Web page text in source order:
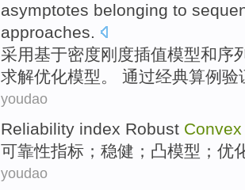
asymptotes belonging to
approaches.
采用基于密度刚度插值模型和序
求解优化模型。 通过经典算例
youdao
Reliability index Robust Convex
可靠性指标 ； 稳健 ； 凸模型 ； 优
youdao